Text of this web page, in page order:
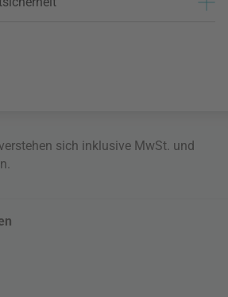
sich inklusive MwSt. und